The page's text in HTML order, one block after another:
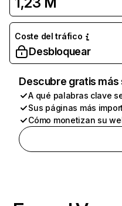
Coste del tráfico
Desbloquear
Descubre gratis
A qué palabras clave
Sus páginas más
Cómo monetizan su